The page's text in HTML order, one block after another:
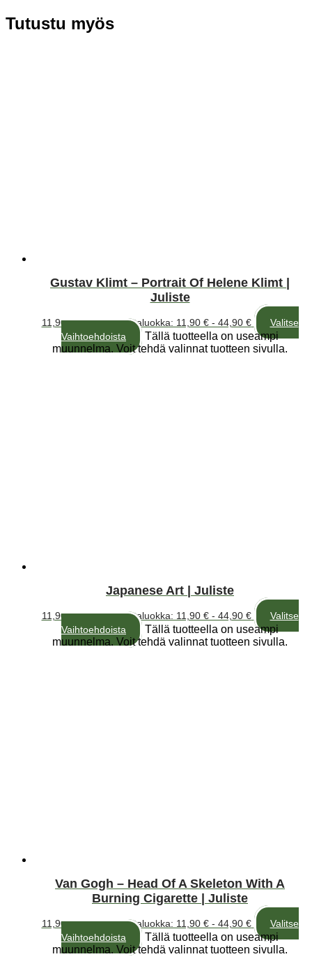
Tutustu myös
Gustav Klimt – Portrait Of Helene Klimt |
Juliste
11,90€ – 44,90€Hintaluokka: 11,90 € - 44,90 €
Valitse
Vaihtoehdoista
Tällä tuotteella on useampi
muunnelma. Voit tehdä valinnat tuotteen sivulla.
Japanese Art | Juliste
11,90€ – 44,90€Hintaluokka: 11,90 € - 44,90 €
Valitse
Vaihtoehdoista
Tällä tuotteella on useampi
muunnelma. Voit tehdä valinnat tuotteen sivulla.
Van Gogh – Head Of A Skeleton With A
Burning Cigarette | Juliste
11,90€ – 44,90€Hintaluokka: 11,90 € - 44,90 €
Valitse
Vaihtoehdoista
Tällä tuotteella on useampi
muunnelma. Voit tehdä valinnat tuotteen sivulla.